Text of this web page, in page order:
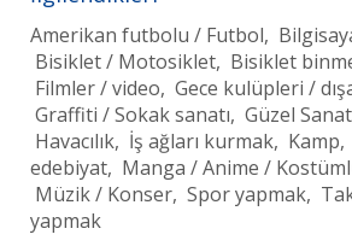
Amerikan futbolu / Futbol,
Bisiklet / Motosiklet, Bisiklet
Filmler / video, Gece kulüpleri /
Graffiti / Sokak sanatı, Güzel
Havacılık, İş ağları kurmak,
edebiyat, Manga / Anime /
Müzik / Konser, Spor yapmak,
yapmak